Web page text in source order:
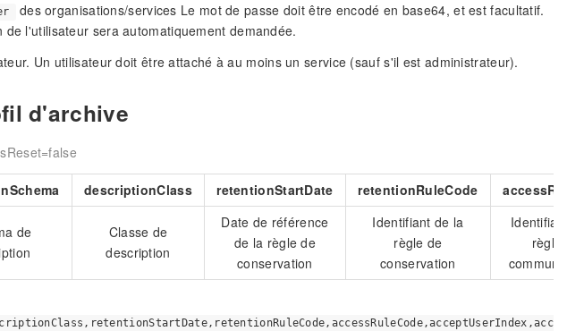
des organisations/services Le mot de passe doit être encodé en base64, et est facultatif.
l'utilisateur sera automatiquement demandée.
Un utilisateur doit être attaché à au moins un service (sauf s'il est administrateur).
d'archive
descriptionClass retentionStartDate retentionRuleCode
de
Classe de
description
Date de référence
de la règle de
conservation
Identifiant de la
règle de
conservation
règle